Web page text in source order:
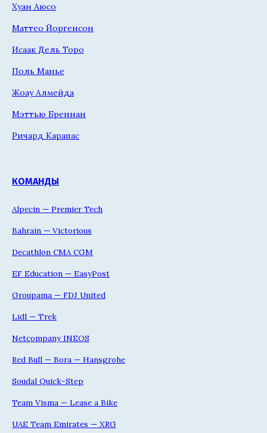
Хуан Аюсо
Маттео Йоргенсон
Исаак Дель Торо
Поль Манье
Жоау Алмейда
Мэттью Бреннан
Ричард Карапас
КОМАНДЫ
Alpecin — Premier Tech
Bahrain — Victorious
Decathlon CMA CGM
EF Education — EasyPost
Groupama — FDJ United
Lidl — Trek
Netcompany INEOS
Red Bull — Bora — Hansgrohe
Soudal Quick-Step
Team Visma — Lease a Bike
UAE Team Emirates — XRG